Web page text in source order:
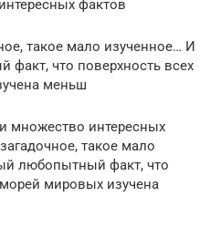
фактов
такое мало изученное… И
что поверхность всех
меньш
множество интересных
такое мало
любопытный факт, что
мировых изучена